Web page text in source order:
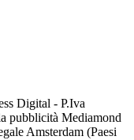
Digital - P.Iva
pubblicità Mediamond
Amsterdam (Paesi